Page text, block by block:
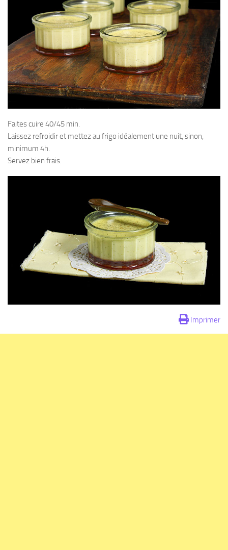
Faites cuire 40/45 min.
Laissez refroidir et mettez au frigo idéalement une nuit, sinon,
minimum 4h.
Servez bien frais.
Imprimer